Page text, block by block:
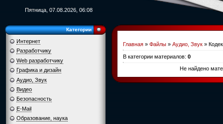
Пятница, 07.08.2026, 06:08
Категории
Интернет
Разработчику
Web разработчику
Графика и дизайн
Аудио, Звук
Видео
Безопасность
E-Mail
Образование, наука
Главная » Файлы » Аудио, Звук »
В категории материалов: 0
Не найдено